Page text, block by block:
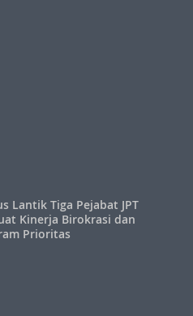
Lantik Tiga Pejabat JPT
Kinerja Birokrasi dan
Prioritas